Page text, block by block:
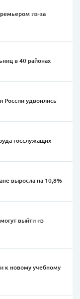
из-за
в 40 районах
России удвоились
госслужащих
выросла на 10,8%
выйти из
к новому учебному